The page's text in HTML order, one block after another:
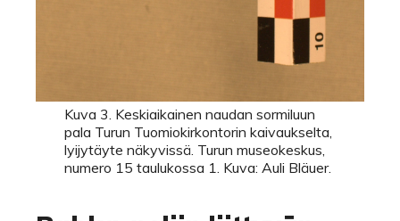
Kuva 3. Keskiaikainen naudan sormiluun
pala Turun Tuomiokirkontorin kaivaukselta,
lyijytäyte näkyvissä. Turun museokeskus,
numero 15 taulukossa 1. Kuva: Auli Bläuer.